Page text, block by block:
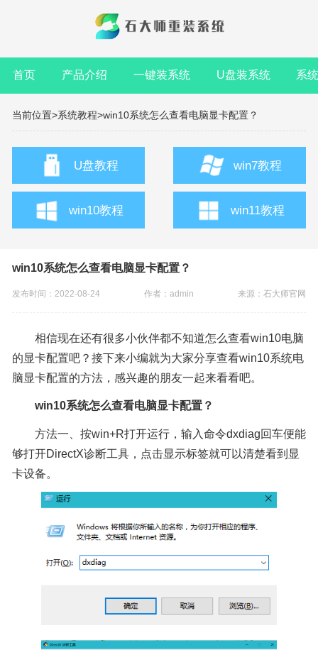
首页 产品介绍 一键装系统 U盘装系统 系
当前位置>系统教程>win10系统怎么查看电脑显卡配置？
U盘教程 win7教程
win10教程 win11教程
win10系统怎么查看电脑显卡配置？
发布时间：2022-08-24 作者：admin 来源：石大师官网
相信现在还有很多小伙伴都不知道怎么查看win10电脑
的显卡配置吧？接下来小编就为大家分享查看win10系统电
脑显卡配置的方法，感兴趣的朋友一起来看看吧。
win10系统怎么查看电脑显卡配置？
方法一、按win+R打开运行，输入命令dxdiag回车便能
够打开DirectX诊断工具，点击显示标签就可以清楚看到显
卡设备。